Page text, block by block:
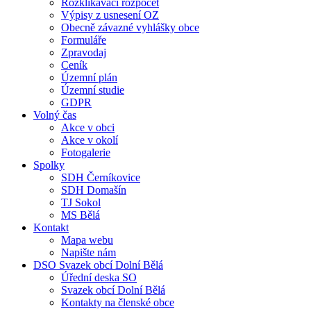
Rozklikávací rozpočet
Výpisy z usnesení OZ
Obecně závazné vyhlášky obce
Formuláře
Zpravodaj
Ceník
Územní plán
Územní studie
GDPR
Volný čas
Akce v obci
Akce v okolí
Fotogalerie
Spolky
SDH Černíkovice
SDH Domašín
TJ Sokol
MS Bělá
Kontakt
Mapa webu
Napište nám
DSO Svazek obcí Dolní Bělá
Úřední deska SO
Svazek obcí Dolní Bělá
Kontakty na členské obce